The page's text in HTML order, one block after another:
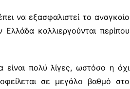
να εξασφαλιστεί το αναγκαίο
καλλιεργούνται περίπου
είναι πολύ λίγες, ωστόσο η όχι
σε μεγάλο βαθμό στο